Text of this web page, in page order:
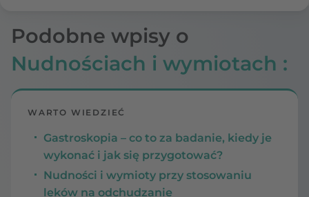
Podobne wpisy o
Nudnościach i wymiotach :
WARTO WIEDZIEĆ
Gastroskopia – co to za badanie, kiedy je
wykonać i jak się przygotować?
Nudności i wymioty przy stosowaniu
leków na odchudzanie